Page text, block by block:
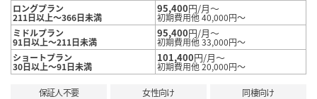
ロングプラン
211日以上～366日未満
95,400円/月～
初期費用他 40,000円～
ミドルプラン
91日以上～211日未満
95,400円/月～
初期費用他 33,000円～
ショートプラン
30日以上～91日未満
101,400円/月～
初期費用他 20,000円～
保証人不要 女性向け
同棲向け